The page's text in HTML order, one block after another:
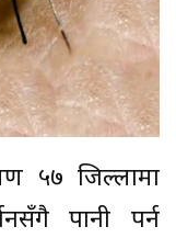
५७ जिल्लामा
पानी पर्न